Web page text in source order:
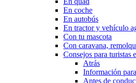
En coche
En autobús
En tractor y vehículo
Con tu mascota
Con caravana,
Consejos para turistas
Atrás
Información
Antes de